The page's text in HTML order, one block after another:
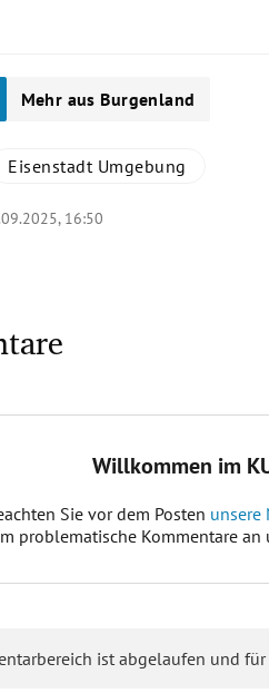
Mehr aus Burgenland
Eisenstadt Umgebung
16:50